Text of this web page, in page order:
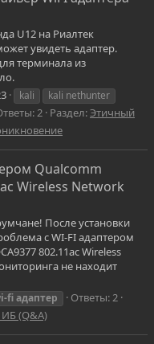
U12 на Риалтек
увидеть адаптер.
терминала из
kali
kali nethunter
2 Раздел:Этичный
Qualcomm
Wireless Network
После установки
с WI-FI адаптером
802.11ac Wireless
не находит
fiадаптер
Ответы: 2
(Q&A)